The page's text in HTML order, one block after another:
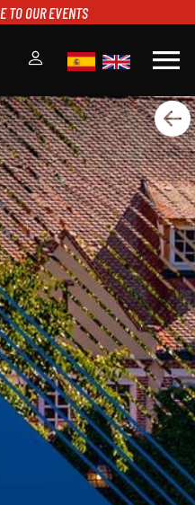
TO OUR EVENTS
menu